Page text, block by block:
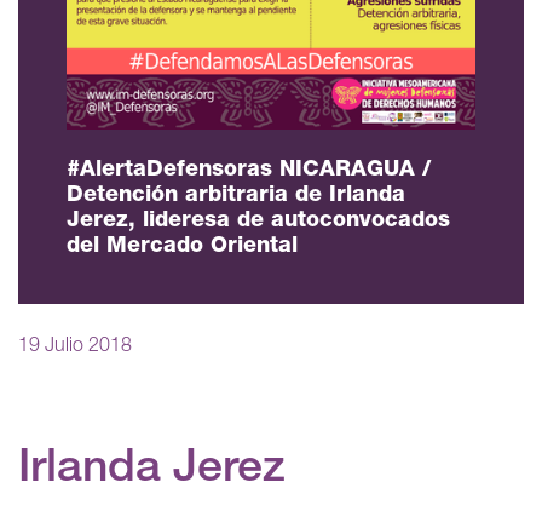
#AlertaDefensoras NICARAGUA /
Detención arbitraria de Irlanda
Jerez, lideresa de autoconvocados
del Mercado Oriental
19 Julio 2018
Irlanda Jerez